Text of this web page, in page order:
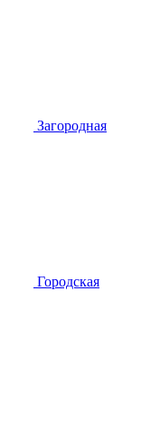
Загородная
Городская